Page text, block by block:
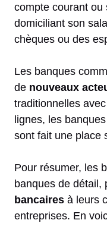
compte courant ou
domiciliant son
chèques ou des
Les banques
de nouveaux
traditionnelles
lignes, les
sont fait une place
Pour résumer, les
banques de détail,
bancaires à leurs
entreprises. En